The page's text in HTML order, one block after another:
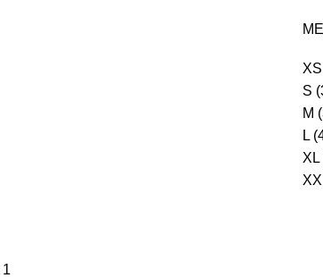
1
S
M
L
XL